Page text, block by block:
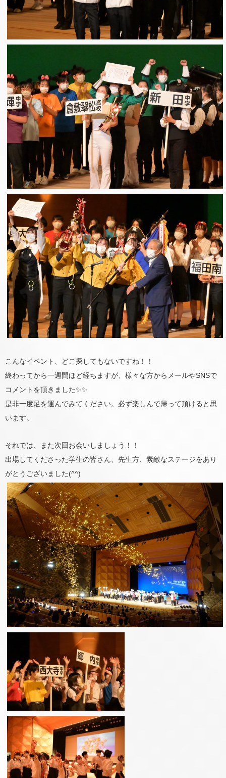
こんなイベント、どこ探してもないですね！！
終わってから一週間ほど経ちますが、様々な方からメールやSNSで
コメントを頂きました✨✨
是非一度足を運んでみてください。必ず楽しんで帰って頂けると思
います。
それでは、また次回お会いしましょう！！
出場してくださった学生の皆さん、先生方、素敵なステージをあり
がとうございました(^^)